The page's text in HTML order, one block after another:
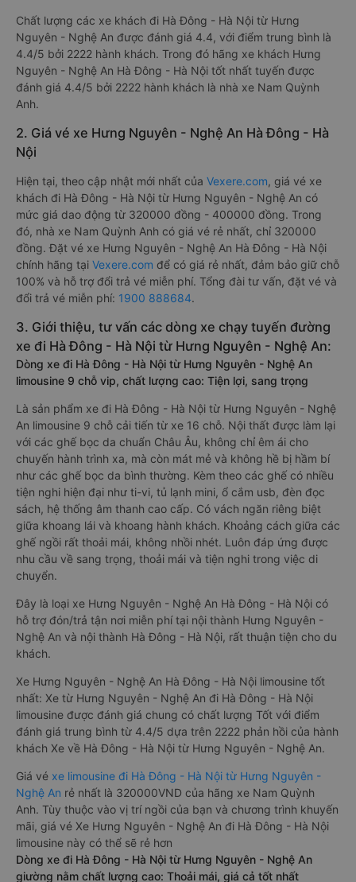
Chất lượng các xe khách đi Hà Đông - Hà Nội từ Hưng
Nguyên - Nghệ An được đánh giá 4.4, với điểm trung bình là
4.4/5 bởi 2222 hành khách. Trong đó hãng xe khách Hưng
Nguyên - Nghệ An Hà Đông - Hà Nội tốt nhất tuyến được
đánh giá 4.4/5 bởi 2222 hành khách là nhà xe Nam Quỳnh
Anh.
2. Giá vé xe Hưng Nguyên - Nghệ An Hà Đông - Hà
Nội
Hiện tại, theo cập nhật mới nhất của Vexere.com, giá vé xe
khách đi Hà Đông - Hà Nội từ Hưng Nguyên - Nghệ An có
mức giá dao động từ 320000 đồng - 400000 đồng. Trong
đó, nhà xe Nam Quỳnh Anh có giá vé rẻ nhất, chỉ 320000
đồng. Đặt vé xe Hưng Nguyên - Nghệ An Hà Đông - Hà Nội
chính hãng tại Vexere.com để có giá rẻ nhất, đảm bảo giữ chỗ
100% và hỗ trợ đổi trả vé miễn phí. Tổng đài tư vấn, đặt vé và
đổi trả vé miễn phí: 1900 888684.
3. Giới thiệu, tư vấn các dòng xe chạy tuyến đường
xe đi Hà Đông - Hà Nội từ Hưng Nguyên - Nghệ An:
Dòng xe đi Hà Đông - Hà Nội từ Hưng Nguyên - Nghệ An
limousine 9 chỗ vip, chất lượng cao: Tiện lợi, sang trọng
Là sản phẩm xe đi Hà Đông - Hà Nội từ Hưng Nguyên - Nghệ
An limousine 9 chỗ cải tiến từ xe 16 chỗ. Nội thất được làm lại
với các ghế bọc da chuẩn Châu Âu, không chỉ êm ái cho
chuyến hành trình xa, mà còn mát mẻ và không hề bị hầm bí
như các ghế bọc da bình thường. Kèm theo các ghế có nhiều
tiện nghi hiện đại như ti-vi, tủ lạnh mini, ổ cắm usb, đèn đọc
sách, hệ thống âm thanh cao cấp. Có vách ngăn riêng biệt
giữa khoang lái và khoang hành khách. Khoảng cách giữa các
ghế ngồi rất thoải mái, không nhồi nhét. Luôn đáp ứng được
nhu cầu về sang trọng, thoải mái và tiện nghi trong việc di
chuyển.
Đây là loại xe Hưng Nguyên - Nghệ An Hà Đông - Hà Nội có
hỗ trợ đón/trả tận nơi miễn phí tại nội thành Hưng Nguyên -
Nghệ An và nội thành Hà Đông - Hà Nội, rất thuận tiện cho du
khách.
Xe Hưng Nguyên - Nghệ An Hà Đông - Hà Nội limousine tốt
nhất: Xe từ Hưng Nguyên - Nghệ An đi Hà Đông - Hà Nội
limousine được đánh giá chung có chất lượng Tốt với điểm
đánh giá trung bình từ 4.4/5 dựa trên 2222 phản hồi của hành
khách Xe về Hà Đông - Hà Nội từ Hưng Nguyên - Nghệ An.
Giá vé xe limousine đi Hà Đông - Hà Nội từ Hưng Nguyên -
Nghệ An rẻ nhất là 320000VND của hãng xe Nam Quỳnh
Anh. Tùy thuộc vào vị trí ngồi của bạn và chương trình khuyến
mãi, giá vé Xe Hưng Nguyên - Nghệ An đi Hà Đông - Hà Nội
limousine này có thể sẽ rẻ hơn
Dòng xe đi Hà Đông - Hà Nội từ Hưng Nguyên - Nghệ An
giường nằm chất lượng cao: Thoải mái, giá cả tốt nhất